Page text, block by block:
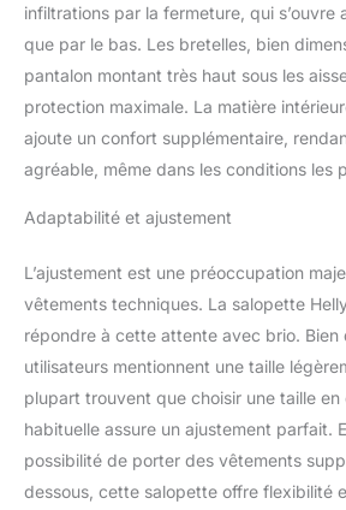
réglables, la
élastique et
du siège et
assurent
et une
mouvement
rapidement
sécurité,
HH
donnent
touche
infiltrations par la fermeture, qui s’ouvre
que par le bas. Les bretelles, bien
pantalon montant très haut sous les
protection maximale. La matière
ajoute un confort supplémentaire,
agréable, même dans les conditions les
Adaptabilité et ajustement
L’ajustement est une préoccupation
vêtements techniques. La salopette
répondre à cette attente avec brio. Bien
utilisateurs mentionnent une taille
plupart trouvent que choisir une taille en
habituelle assure un ajustement parfait.
possibilité de porter des vêtements
dessous, cette salopette offre flexibilité